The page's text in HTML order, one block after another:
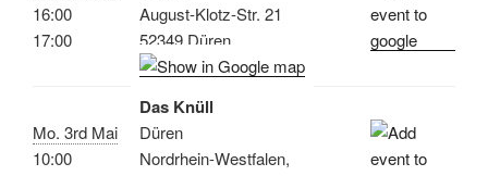
16:00
17:00
August-Klotz-Str. 21
52349 Düren
Mo. 3rd Mai
10:00
Das Knüll
Düren
Nordrhein-Westfalen,